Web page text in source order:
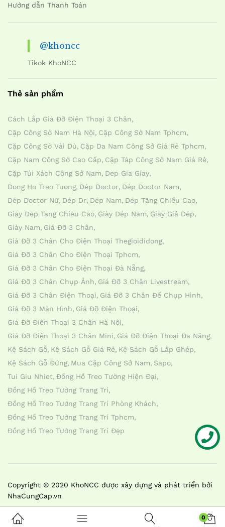
Hướng dẫn Thanh Toán
@khoncc
Tikok KhoNCC
Thẻ sản phẩm
Cách Lắp Giá Đỡ Điện Thoại 3 Chân
Cặp Công Sở Nam Hà Nội Cặp Công Sở Nam Tphcm
Cặp Công Sở Vải Dù Cặp Da Nam Công Sở Giá Rẻ Tphcm
Cặp Nam Công Sở Cao Cấp Cặp Táp Công Sở Nam Giá Rẻ
Cặp Túi Xách Công Sở Nam Dep Gia Giay
Dong Ho Treo Tuong Dép Doctor Dép Doctor Nam
Dép Doctor Nữ Dép Dr Dép Nam Dép Tăng Chiều Cao
Giay Dep Tang Chieu Cao Giày Dép Nam Giày Giả Dép
Giày Nam Giá Đỡ 3 Chân
Giá Đỡ 3 Chân Cho Điện Thoại Thegioididong
Giá Đỡ 3 Chân Cho Điện Thoại Tphcm
Giá Đỡ 3 Chân Cho Điện Thoại Đà Nẵng
Giá Đỡ 3 Chân Chụp Ảnh Giá Đỡ 3 Chân Livestream
Giá Đỡ 3 Chân Điện Thoại Giá Đỡ 3 Chân Đế Chụp Hình
Giá Đỡ 3 Màn Hình Giá Đỡ Điện Thoại
Giá Đỡ Điện Thoại 3 Chân Hà Nội
Giá Đỡ Điện Thoại 3 Chân Mini Giá Đỡ Điện Thoại Đa Năng
Kệ Sách Gỗ Kệ Sách Gỗ Giá Rẻ Kệ Sách Gỗ Lắp Ghép
Kệ Sách Gỗ Đứng Mua Cặp Công Sở Nam Sapo
Tui Giu Nhiet Đồng Hồ Treo Tường Hiện Đại
Đồng Hồ Treo Tường Trang Trí
Đồng Hồ Treo Tường Trang Trí Phòng Khách
Đồng Hồ Treo Tường Trang Trí Tphcm
Đồng Hồ Treo Tường Trang Trí Đẹp
Copyright © 2020 KhoNCC được xây dựng và phát triển bởi
NhaCungCap.vn
0
Liên hệ